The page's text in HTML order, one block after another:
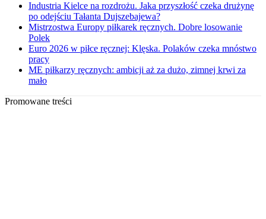
Industria Kielce na rozdrożu. Jaka przyszłość czeka drużynę
po odejściu Tałanta Dujszebajewa?
Mistrzostwa Europy piłkarek ręcznych. Dobre losowanie
Polek
Euro 2026 w piłce ręcznej: Klęska. Polaków czeka mnóstwo
pracy
ME piłkarzy ręcznych: ambicji aż za dużo, zimnej krwi za
mało
Promowane treści